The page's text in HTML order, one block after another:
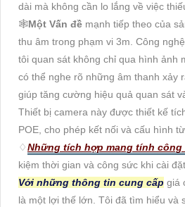
dài mà không cần lo lắng về việc
🕸️Một Vấn đề mạnh tiếp theo của
thu âm trong phạm vi 3m. Công
tôi quan sát không chỉ qua hình ảnh
có thể nghe rõ những âm thanh xảy
giúp tăng cường hiệu quả quan sát
Thiết bị camera này được thiết kế
POE, cho phép kết nối và cấu hình
♢Những tích hợp mang tính công
kiệm thời gian và công sức khi cài
Với những thông tin cung cấp giá
là một lợi thế lớn. Tôi đã tìm hiểu và